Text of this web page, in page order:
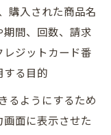
購入された商品名
間、回数、請求
ジットカード番
する目的
るようにするため
面に表示させた